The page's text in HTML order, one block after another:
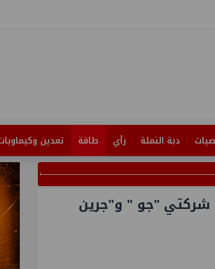
دبة النملة رأي طاقة تعدين
شركتي "جو " و"جرين